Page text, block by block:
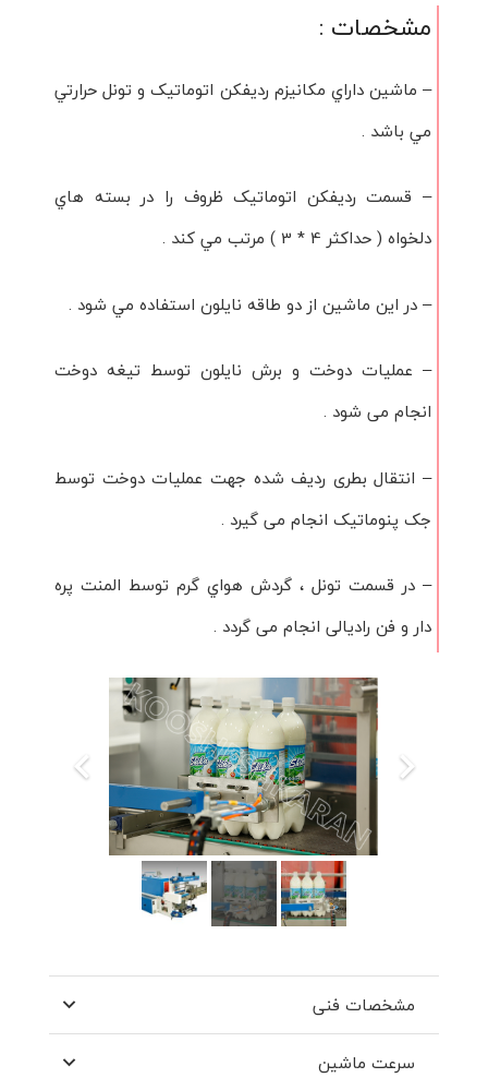
مشخصات :
– ماشين داراي مکانيزم رديفکن اتوماتيک و تونل حرارتي
مي باشد .
– قسمت رديفکن اتوماتيک ظروف را در بسته هاي
دلخواه ( حداکثر 4 * 3 ) مرتب مي کند .
– در اين ماشين از دو طاقه نايلون استفاده مي شود .
– عمليات دوخت و برش نايلون توسط تيغه دوخت
انجام می شود .
– انتقال بطری رديف شده جهت عمليات دوخت توسط
جک پنوماتيک انجام می گيرد .
– در قسمت تونل ، گردش هواي گرم توسط المنت پره
دار و فن راديالی انجام می گردد .
مشخصات فنی
سرعت ماشین